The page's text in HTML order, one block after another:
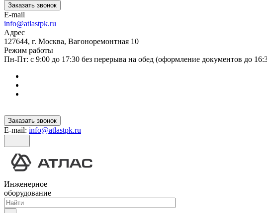
Заказать звонок
E-mail
info@atlastpk.ru
Адрес
127644, г. Москва, Вагоноремонтная 10
Режим работы
Пн-Пт: с 9:00 до 17:30 без перерыва на обед (оформление документов до
Заказать звонок
E-mail: info@atlastpk.ru
Инженерное
оборудование